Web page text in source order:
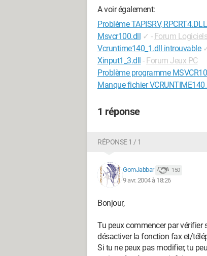
A voir également:
Problème TAPISRV,
Msvcr100.dll ✓ - Forum Logiciels
Vcruntime140_1.dll introuvable
Xinput1_3.dll - Forum Jeux PC
Problème programme
Manque fichier
1 réponse
RÉPONSE 1 / 1
GomJabbar 150
9 avr. 2004 à 18:26
Bonjour,
Tu peux commencer par vérifier
désactiver la fonction fax et/
Si tu ne peux pas modifier, tu